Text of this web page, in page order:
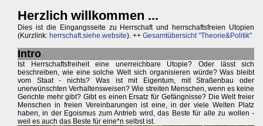
Herzlich willkommen ...
Dies ist die Eingangsseite zu Herrschaft und herrschaftsfreien Utopien
(Kurzlink: herrschaft.siehe.website). ++ Gesamtübersicht "Theorie&Politik"
Intro
Ist Herrschaftsfreiheit eine unerreichbare Utopie? Oder lässt sich
beschreiben, wie eine solche Welt sich organisieren würde? Was bleibt
vom Staat - nichts? Was ist mit Eigentum, mit Straßenbau oder
unerwünschten Verhaltensweisen? Wie streiten Menschen, wenn es keine
Gerichte mehr gibt? Gibt es einen Ersatz für Gefängnisse? Die Welt freier
Menschen in freien Vereinbarungen ist eine, in der viele Welten Platz
haben, in der Egoismus zum Antrieb wird, das Beste für alle zu wollen -
weil es auch das Beste für eine*n selbst ist.